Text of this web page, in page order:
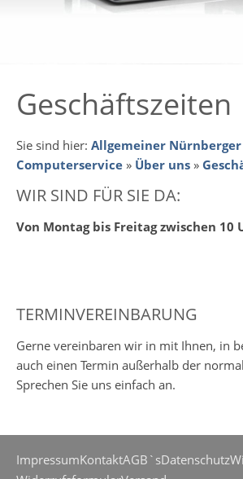
Geschäftszeiten
Sie sind hier: Allgemeiner Nürnberger
Computerservice » Über uns »
WIR SIND FÜR SIE DA:
Von Montag bis Freitag zwischen 10
TERMINVEREINBARUNG
Gerne vereinbaren wir in mit Ihnen, in
auch einen Termin außerhalb der
Sprechen Sie uns einfach an.
ImpressumKontaktAGB`sDatenschutz